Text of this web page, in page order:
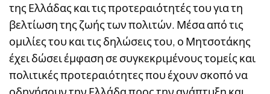
της Ελλάδας και τις προτεραιότητές του για τη
βελτίωση της ζωής των πολιτών. Μέσα από τις
ομιλίες του και τις δηλώσεις του, ο Μητσοτάκης
έχει δώσει έμφαση σε συγκεκριμένους τομείς και
πολιτικές προτεραιότητες που έχουν σκοπό να